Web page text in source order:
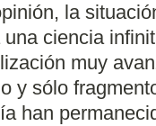
la
ciencia
muy
y sólo
han